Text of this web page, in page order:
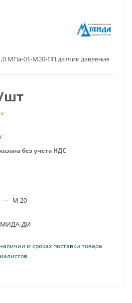
МПа-01-М20-ПП датчик давления
шт
без учета НДС
— M 20
МИДА-ДИ
и сроках поставки товара